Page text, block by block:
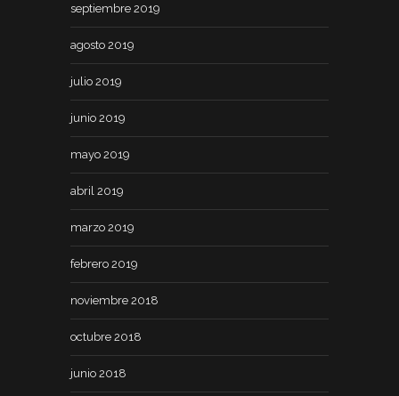
septiembre 2019
agosto 2019
julio 2019
junio 2019
mayo 2019
abril 2019
marzo 2019
febrero 2019
noviembre 2018
octubre 2018
junio 2018